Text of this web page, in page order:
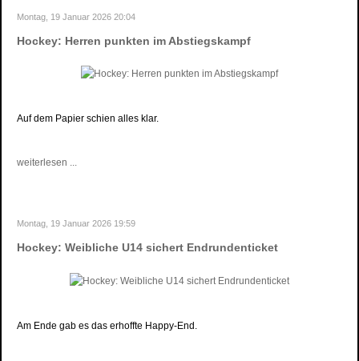
Montag, 19 Januar 2026 20:04
Hockey: Herren punkten im Abstiegskampf
Auf dem Papier schien alles klar.
weiterlesen ...
Montag, 19 Januar 2026 19:59
Hockey: Weibliche U14 sichert Endrundenticket
Am Ende gab es das erhoffte Happy-End.